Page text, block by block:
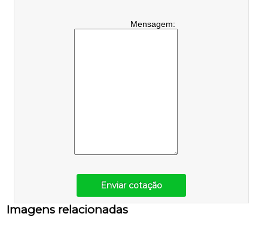
Mensagem:
Enviar cotação
Imagens relacionadas